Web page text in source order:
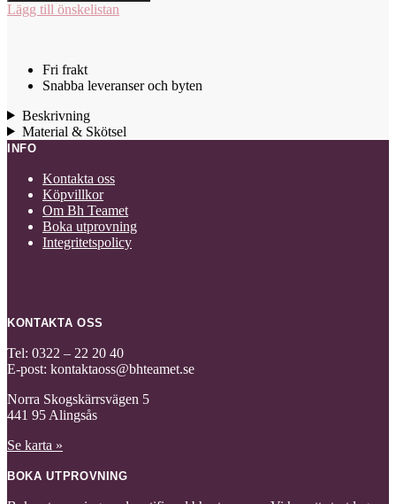
Lägg till önskelistan
Fri frakt
Snabba leveranser och byten
Beskrivning
Material & Skötsel
INFO
Kontakta oss
Köpvillkor
Om Bh Teamet
Boka utprovning
Integritetspolicy
KONTAKTA OSS
Tel: 0322 – 22 20 40
E-post: kontaktaoss@bhteamet.se
Norra Skogskärrsvägen 5
441 95 Alingsås
Se karta »
BOKA UTPROVNING